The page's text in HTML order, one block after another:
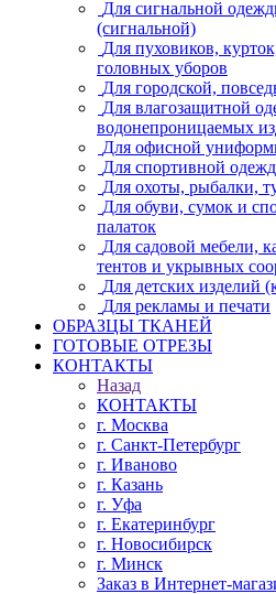
Для сигнальной
(сигнальной)
Для пуховиков,
головных уборов
Для городской,
Для влагозащитной
водонепроницаемых
Для офисной
Для спортивной
Для охоты, рыбалки,
Для обуви, сумок и
палаток
Для садовой мебели,
тентов и укрывных
Для детских изделий
Для рекламы и печати
ОБРАЗЦЫ ТКАНЕЙ
ГОТОВЫЕ ОТРЕЗЫ
КОНТАКТЫ
Назад
КОНТАКТЫ
г. Москва
г. Санкт-Петербург
г. Иваново
г. Казань
г. Уфа
г. Екатеринбург
г. Новосибирск
г. Минск
Заказ в Интернет-